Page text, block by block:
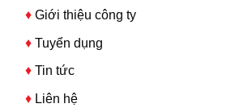
♦ Giới thiệu công ty
♦Tuyển dụng
♦ Tin tức
♦ Liên hệ